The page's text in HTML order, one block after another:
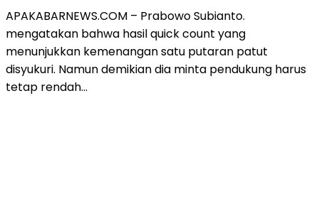
APAKABARNEWS.COM – Prabowo Subianto.
mengatakan bahwa hasil quick count yang
menunjukkan kemenangan satu putaran patut
disyukuri. Namun demikian dia minta pendukung harus
tetap rendah…